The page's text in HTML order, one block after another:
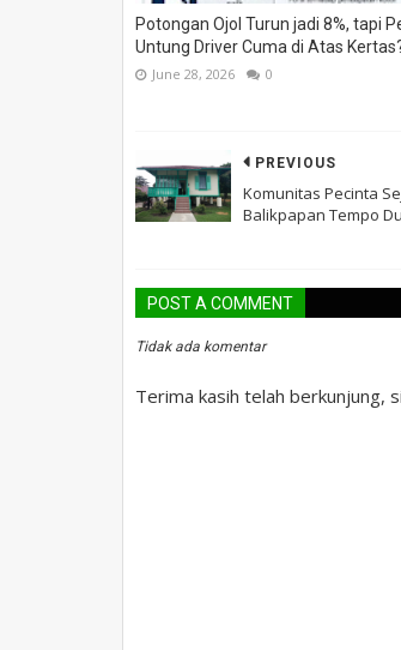
Potongan Ojol Turun jadi 8%, tapi
Untung Driver Cuma di Atas
June 28, 2026 0
PREVIOUS
Komunitas Pecinta
Balikpapan Tempo
POST A COMMENT
Tidak ada komentar
Terima kasih telah berkunjung,